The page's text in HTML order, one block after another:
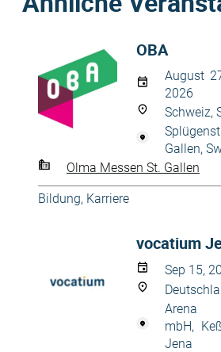
OBA
August
2026
Schweiz,
Gallen,
Olma Messen St. Gallen
Bildung, Karriere
vocatium
Sep 15,
Arena
mbH,
Jena